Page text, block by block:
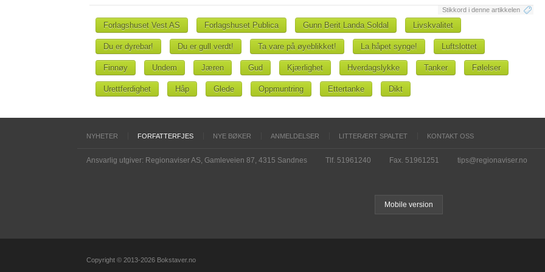
Stikkord i denne artikkelen
Forlagshuset Vest AS Forlagshuset Publica Gunn Berit Landa Soldal Livskvalitet
Du er dyrebar! Du er gull verdt! Ta vare på øyeblikket! La håpet synge! Luftslottet
Finnøy Undem Jæren Gud Kjærlighet Hverdagslykke Tanker Følelser
Urettferdighet Håp Glede Oppmuntring Ettertanke Dikt
NYHETER FORFATTERFJES NYE BØKER ANMELDELSER LITTERÆRT SPALTET KONTAKT OSS
Ansvarlig utgiver: Regionaviser AS, Gamleveien 87, 4315 Sandnes Tlf. 51961240 Fax. 51961251 tips@regionaviser.no
Mobile version
Copyright © 2013-2026 Bokstaver.no